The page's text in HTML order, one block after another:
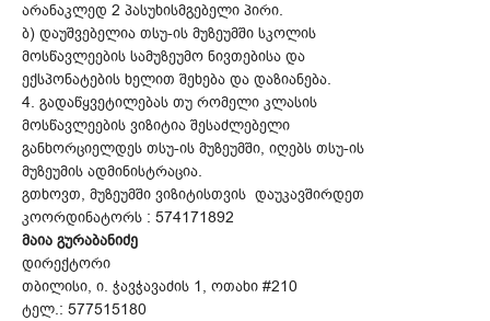
არანაკლედ 2 პასუხისმგებელი პირი.
ბ) დაუშვებელია თსუ-ის მუზეუმში სკოლის
მოსწავლეების სამუზეუმო ნივთებისა და
ექსპონატების ხელით შეხება და დაზიანება.
4. გადაწყვეტილებას თუ რომელი კლასის
მოსწავლეების ვიზიტია შესაძლებელი
განხორციელდეს თსუ-ის მუზეუმში, იღებს თსუ-ის
მუზეუმის ადმინისტრაცია.
გთხოვთ, მუზეუმში ვიზიტისთვის დაუკავშირდეთ
კოორდინატორს : 574171892
მაია გურაბანიძე
დირექტორი
თბილისი, ი. ჭავჭავაძის 1, ოთახი #210
ტელ.: 577515180